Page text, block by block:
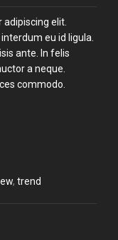
elit.
eu id ligula.
ante. In felis
a neque.
commodo.
, trend